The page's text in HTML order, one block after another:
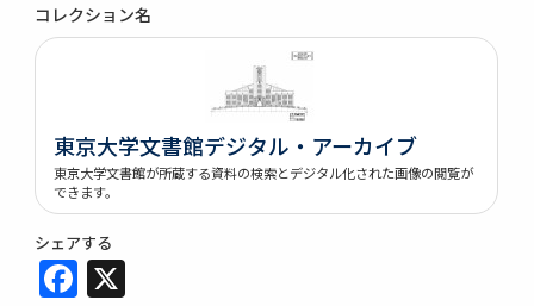
コレクション名
東京大学文書館デジタル・アーカイブ
東京大学文書館が所蔵する資料の検索とデジタル化された画像の閲覧が
できます。
シェアする
Facebook